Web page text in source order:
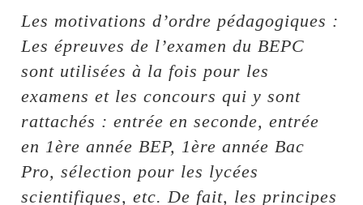
Les motivations d’ordre pédagogiques :
Les épreuves de l’examen du BEPC
sont utilisées à la fois pour les
examens et les concours qui y sont
rattachés : entrée en seconde, entrée
en 1ère année BEP, 1ère année Bac
Pro, sélection pour les lycées
scientifiques, etc. De fait, les principes